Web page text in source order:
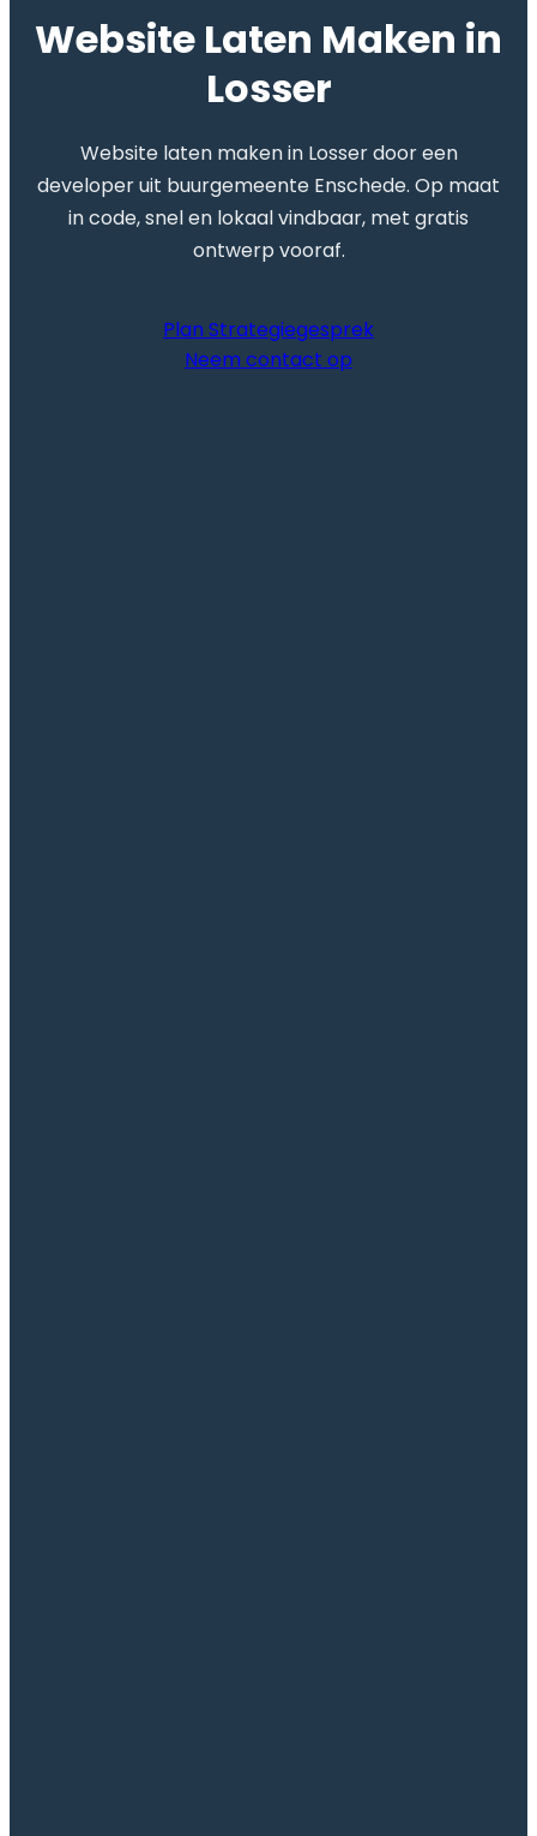
Website Laten Maken in
Losser
Website laten maken in Losser door een
developer uit buurgemeente Enschede. Op maat
in code, snel en lokaal vindbaar, met gratis
ontwerp vooraf.
Plan Strategiegesprek
Neem contact op